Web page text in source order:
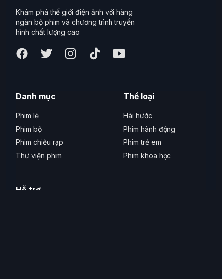
Khám phá thế giới điện ảnh với hàng
ngàn bộ phim và chương trình truyền
hình chất lượng cao
Danh mục
Phim lẻ
Phim bộ
Phim chiếu rạp
Thư viện phim
Thể loại
Hài hước
Phim hành động
Phim trẻ em
Phim khoa học
Hỗ trợ